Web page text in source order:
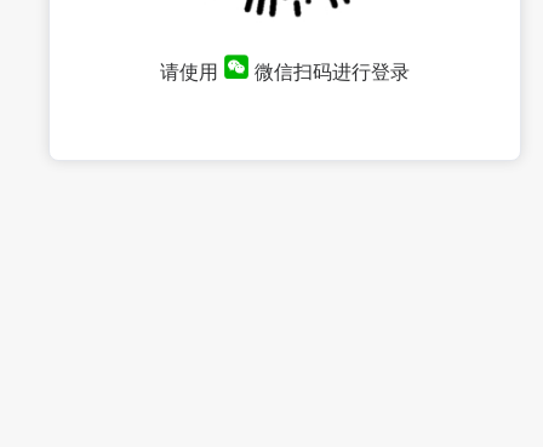
请使用 微信扫码进行登录